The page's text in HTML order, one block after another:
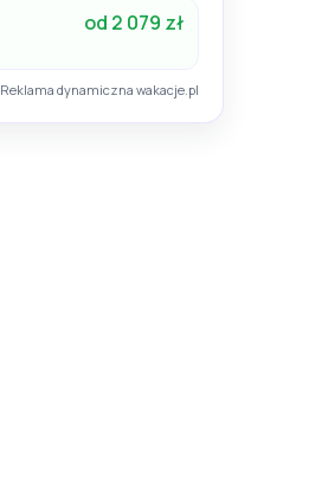
od 2 079 zł
Reklama dynamiczna wakacje.pl